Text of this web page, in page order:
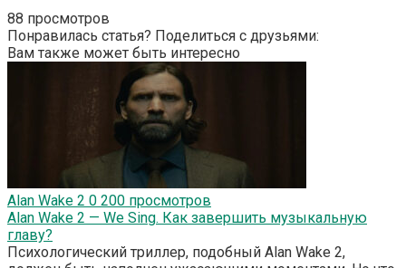
88 просмотров
Понравилась статья? Поделиться с друзьями:
Вам также может быть интересно
Alan Wake 2 0 200 просмотров
Alan Wake 2 — We Sing. Как завершить музыкальную
главу?
Психологический триллер, подобный Alan Wake 2,